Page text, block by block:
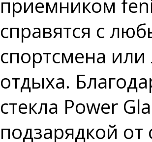
приемником
справятся с
спортсмена
отдыха.
стекла Power
подзарядкой